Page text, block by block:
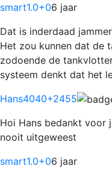
smart1.0+06 jaar
Dat is inderdaad
Het zou kunnen dat de
zodoende de
systeem denkt dat het
Hans4040+2455
Hoi Hans bedankt voor
nooit uitgeweest
smart1.0+06 jaar